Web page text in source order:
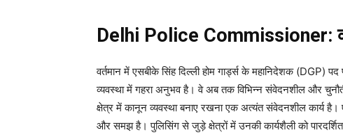
Delhi Police Commissioner:
वर्तमान में एसबीके सिंह दिल्ली होम गार्ड्स के महानिदेशक (DGP)
व्यवस्था में गहरा अनुभव है। वे अब तक विभिन्न संवेदनशील और
क्षेत्र में कानून व्यवस्था बनाए रखना एक अत्यंत संवेदनशील कार्य
और समझ है। पुलिसिंग से जुड़े क्षेत्रों में उनकी कार्यशैली को